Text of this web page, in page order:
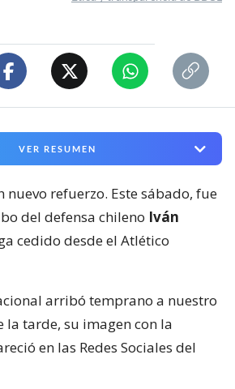
VER RESUMEN
nuevo refuerzo. Este sábado, fue
del defensa chileno Iván
cedido desde el Atlético
arribó temprano a nuestro
la tarde, su imagen con la
en las Redes Sociales del